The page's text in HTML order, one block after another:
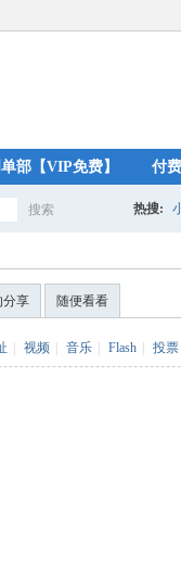
部【VIP免费】 付
搜索 热搜:
分享 随便看看
视频 音乐 Flash 投票